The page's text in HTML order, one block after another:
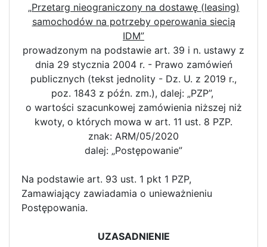
„Przetarg nieograniczony na dostawę (leasing)
samochodów na potrzeby operowania siecią
IDM”
prowadzonym na podstawie art. 39 i n. ustawy z
dnia 29 stycznia 2004 r. - Prawo zamówień
publicznych (tekst jednolity - Dz. U. z 2019 r.,
poz. 1843 z późn. zm.), dalej: „PZP”,
o wartości szacunkowej zamówienia niższej niż
kwoty, o których mowa w art. 11 ust. 8 PZP.
znak: ARM/05/2020
dalej: „Postępowanie”
Na podstawie art. 93 ust. 1 pkt 1 PZP,
Zamawiający zawiadamia o unieważnieniu
Postępowania.
UZASADNIENIE